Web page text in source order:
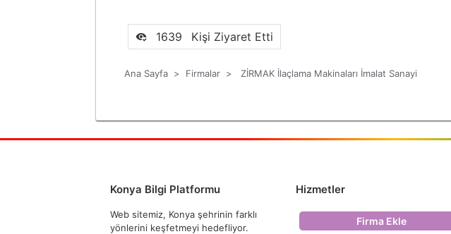
1639 Kişi Ziyaret Etti
Ana Sayfa > Firmalar > ZİRMAK İlaçlama Makinaları İmalat Sanayi
Konya Bilgi Platformu
Web sitemiz, Konya şehrinin farklı
yönlerini keşfetmeyi hedefliyor.
Hizmetler
Firma Ekle